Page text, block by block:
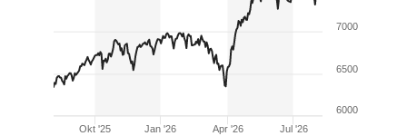
Okt '25 Jan '26 Apr '26 Jul '26
6000
6500
7000